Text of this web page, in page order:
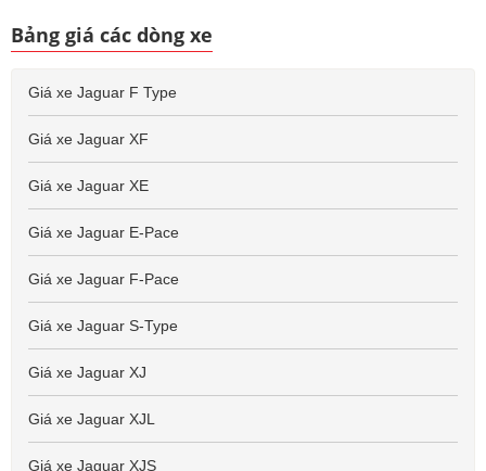
Bảng giá các dòng xe
Giá xe Jaguar F Type
Giá xe Jaguar XF
Giá xe Jaguar XE
Giá xe Jaguar E-Pace
Giá xe Jaguar F-Pace
Giá xe Jaguar S-Type
Giá xe Jaguar XJ
Giá xe Jaguar XJL
Giá xe Jaguar XJS